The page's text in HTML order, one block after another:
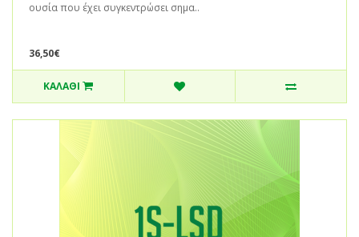
ουσία που έχει συγκεντρώσει σημα..
36,50€
ΚΑΛΆΘΙ